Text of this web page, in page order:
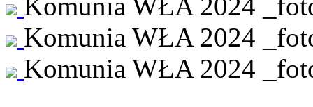
Komunia WŁA 2024
Komunia WŁA 2024